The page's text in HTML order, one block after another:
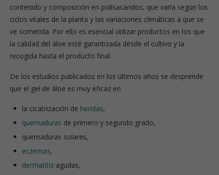
contenido y composición en polisacáridos, que varía según los
ciclos vitales de la planta y las variaciones climáticas a que se
ve sometida. Por ello es esencial utilizar productos en los que
la calidad del áloe esté garantizada desde el cultivo y la
recogida hasta el producto final.
De los estudios publicados en los últimos años se desprende
que el gel de áloe es muy eficaz en
la cicatrización de heridas,
quemaduras de primero y segundo grado,
quemaduras solares,
eczemas,
dermatitis agudas,